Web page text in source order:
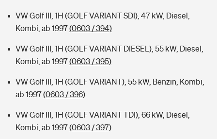
VW Golf III, 1H (GOLF VARIANT SDI), 47 kW, Diesel,
Kombi, ab 1997(0603 / 394)
VW Golf III, 1H (GOLF VARIANT DIESEL), 55 kW, Diesel,
Kombi, ab 1997(0603 / 395)
VW Golf III, 1H (GOLF VARIANT), 55 kW, Benzin, Kombi,
ab 1997(0603 / 396)
VW Golf III, 1H (GOLF VARIANT TDI), 66 kW, Diesel,
Kombi, ab 1997(0603 / 397)